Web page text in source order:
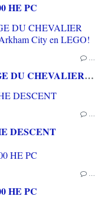
HE PC
…
[TEST] LEGO BATMAN L'HERITAGE DU CHEVALIER NOIR XBOX SERIES X : C'est Batman Arkham City en LEGO!
…
DESCENT
…
HE PC